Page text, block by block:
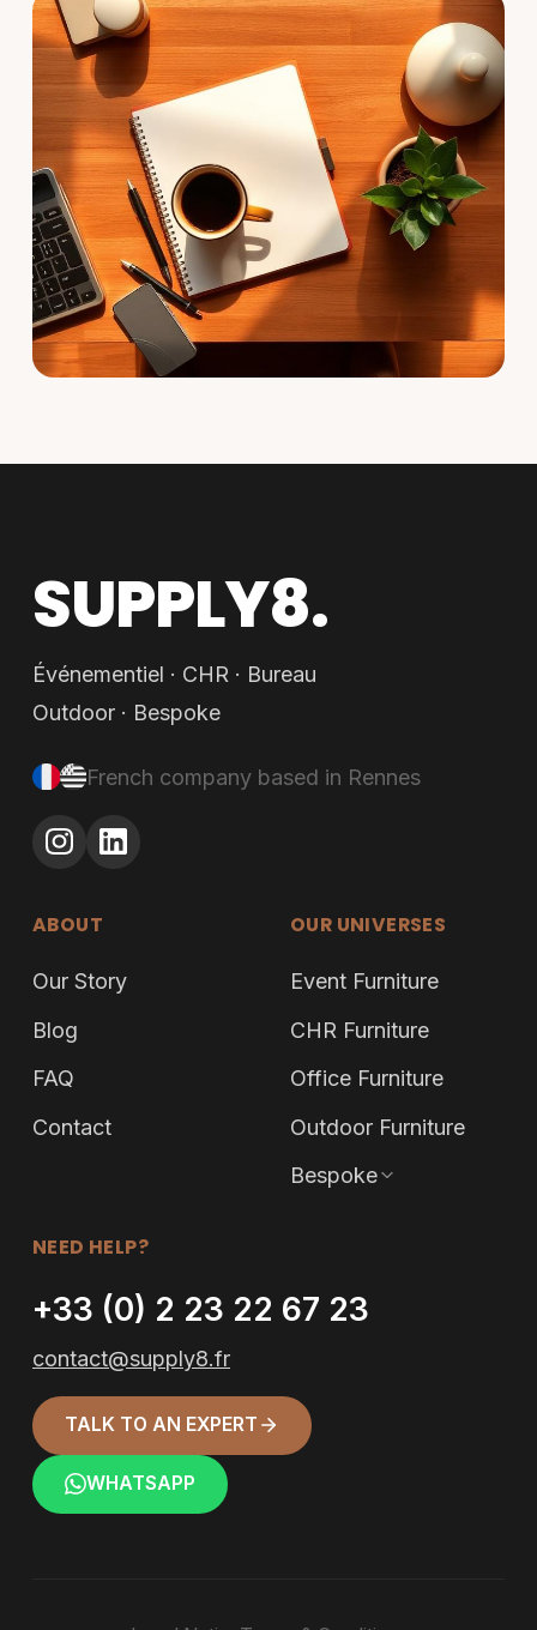
SUPPLY8.
Événementiel · CHR · Bureau
Outdoor · Bespoke
French company based in Rennes
ABOUT
Our Story
Blog
FAQ
Contact
OUR UNIVERSES
Event Furniture
CHR Furniture
Office Furniture
Outdoor Furniture
Bespoke
NEED HELP?
+33 (0) 2 23 22 67 23
contact@supply8.fr
TALK TO AN EXPERT
WHATSAPP